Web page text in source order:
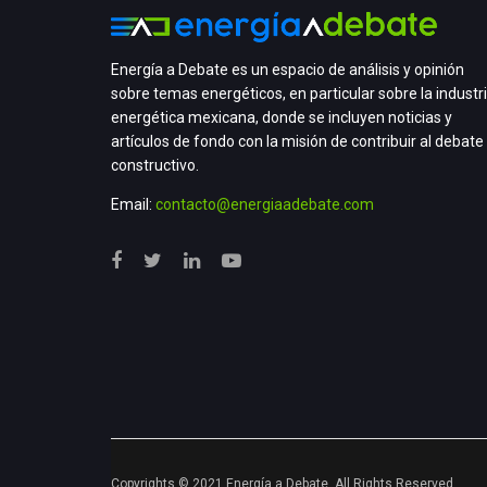
Energía a Debate es un espacio de análisis y opinión
sobre temas energéticos, en particular sobre la
energética mexicana, donde se incluyen noticias y
artículos de fondo con la misión de contribuir al debate
constructivo.
Email: contacto@energiaadebate.com
Copyrights © 2021 Energía a Debate. All Rights Reserved.